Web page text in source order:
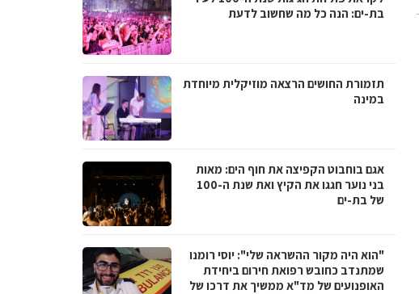
בת-ים: הנה כל מה שחשוב לדעת
תזמורת החושים הרצאה מוזיקלית מיוחדת
במינה
אגם בוחבוט הקפיצה את חוף הים: מאות
בני נוער חגגו את הקיץ ואת שנת ה-100
של בת-ים
"הוא היה מקור ההשראה שלי": יוסי רומנו
שמתנדב כחובש רפואת חירום ביחידת
האופנועים של מד"א ממשיך את דרכו של